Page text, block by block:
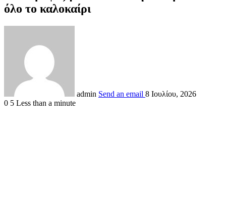
όλο το καλοκαίρι
admin Send an email 8 Ιουλίου, 2026
0 5 Less than a minute